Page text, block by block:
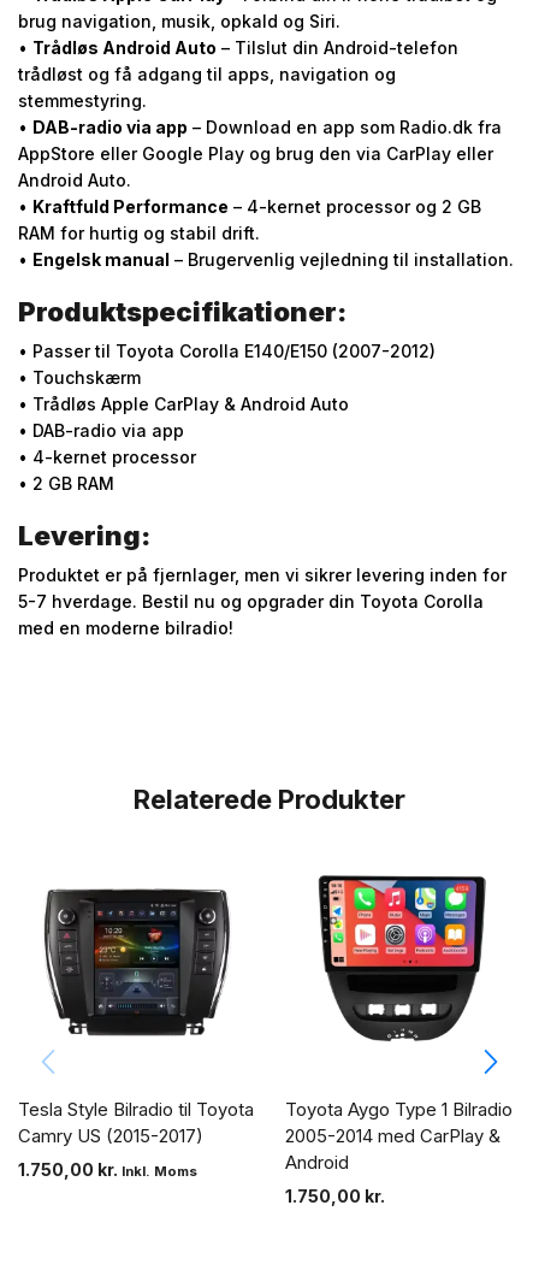
brug navigation, musik, opkald og Siri.
• Trådløs Android Auto – Tilslut din Android-telefon
trådløst og få adgang til apps, navigation og
stemmestyring.
• DAB-radio via app – Download en app som Radio.dk fra
AppStore eller Google Play og brug den via CarPlay eller
Android Auto.
• Kraftfuld Performance – 4-kernet processor og 2 GB
RAM for hurtig og stabil drift.
• Engelsk manual – Brugervenlig vejledning til installation.
Produktspecifikationer:
• Passer til Toyota Corolla E140/E150 (2007-2012)
• Touchskærm
• Trådløs Apple CarPlay & Android Auto
• DAB-radio via app
• 4-kernet processor
• 2 GB RAM
Levering:
Produktet er på fjernlager, men vi sikrer levering inden for
5-7 hverdage. Bestil nu og opgrader din Toyota Corolla
med en moderne bilradio!
Relaterede Produkter
Tesla Style Bilradio til Toyota
Camry US (2015-2017)
1.750,00 kr. Inkl. Moms
Toyota Aygo Type 1 Bilradio
2005-2014 med CarPlay &
Android
1.750,00 kr.